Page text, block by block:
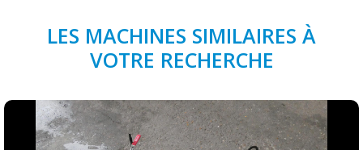
LES MACHINES SIMILAIRES À
VOTRE RECHERCHE